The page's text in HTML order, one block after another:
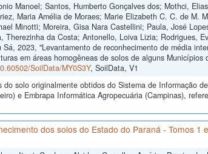
Manoel; Santos, Humberto Gonçalves dos; Mothci,
Maria Amélia de Moraes; Marie Elizabeth C. C. de M.
Minotti; Moreira, Gisa Nara Castellini; Paula, José
Therezinha da Costa; Antonello, Loiva Lizia; Rodrigues,
Sá, 2023, "Levantamento de reconhecimento de média
em áreas homogêneas de solos de alguns
SoilData/MY0S3Y, SoilData, V1
solo originalmente obtidos do Sistema de Informação
e Embrapa Informática Agropecuária (Campinas),
dos solos do Estado do Paraná - Tomos 1